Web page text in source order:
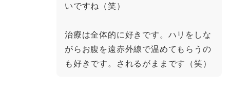
いですね（笑）
治療は全体的に好きです。ハリをしな
がらお腹を遠赤外線で温めてもらうの
も好きです。されるがままです（笑）